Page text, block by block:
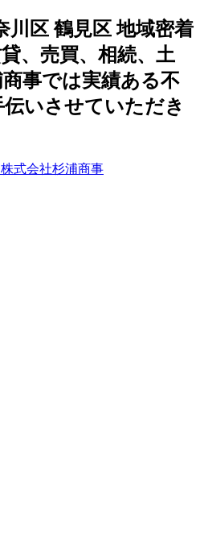
川区 鶴見区 地域密着
、売買、相続、土
事では実績ある不
いさせていただき